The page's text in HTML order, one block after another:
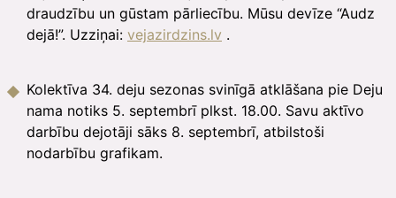
draudzību un gūstam pārliecību. Mūsu devīze “Audz
dejā!”. Uzziņai: vejazirdzins.lv .
Kolektīva 34. deju sezonas svinīgā atklāšana pie Deju
nama notiks 5. septembrī plkst. 18.00. Savu aktīvo
darbību dejotāji sāks 8. septembrī, atbilstoši
nodarbību grafikam.